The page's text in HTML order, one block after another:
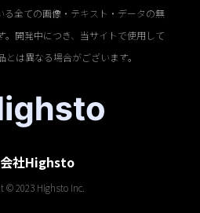
る全ての画像・テキスト・データの無
。開発中につき、当サイトで使用して
とは異なる場合がございます。
社Highsto
© 2023 Highsto Inc.